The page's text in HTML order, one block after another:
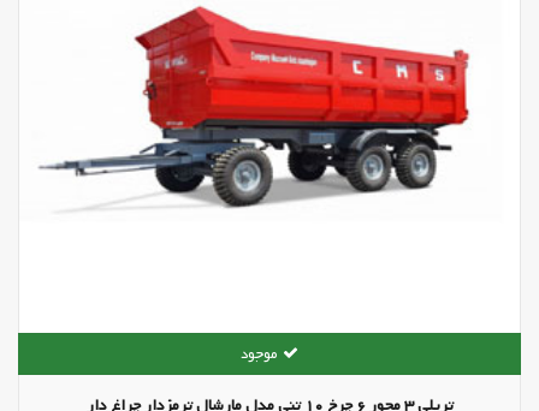
تریلی 3 محور 6 چرخ 10 تنی مدل مارشال ترمزدار چراغ دار